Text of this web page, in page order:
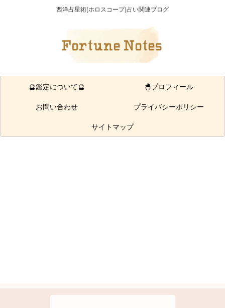
西洋占星術(ホロスコープ)占い関連ブログ
🔮鑑定について🔮
🐣プロフィール
お問い合わせ
プライバシーポリシー
サイトマップ